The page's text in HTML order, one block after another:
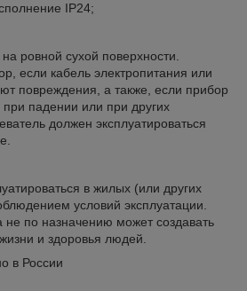
IP24;
ровной сухой поверхности.
если кабель электропитания или
повреждения, а также, если прибор
падении или при других
должен эксплуатироваться
в жилых (или других
условий эксплуатации.
не по назначению может создавать
и здоровья людей.
в России